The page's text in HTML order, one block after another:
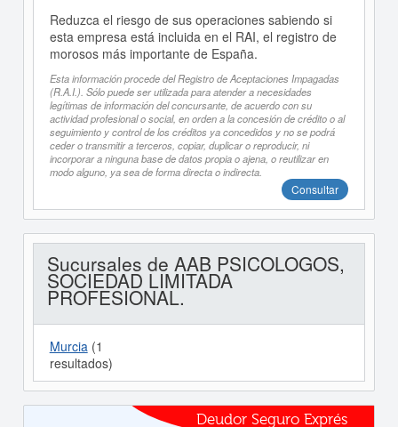
Reduzca el riesgo de sus operaciones sabiendo si
esta empresa está incluida en el RAI, el registro de
morosos más importante de España.
Esta información procede del Registro de Aceptaciones Impagadas
(R.A.I.). Sólo puede ser utilizada para atender a necesidades
legítimas de información del concursante, de acuerdo con su
actividad profesional o social, en orden a la concesión de crédito o al
seguimiento y control de los créditos ya concedidos y no se podrá
ceder o transmitir a terceros, copiar, duplicar o reproducir, ni
incorporar a ninguna base de datos propia o ajena, o reutilizar en
modo alguno, ya sea de forma directa o indirecta.
Consultar
Sucursales de AAB PSICOLOGOS,
SOCIEDAD LIMITADA
PROFESIONAL.
Murcia(1
resultados)
Deudor Seguro Exprés